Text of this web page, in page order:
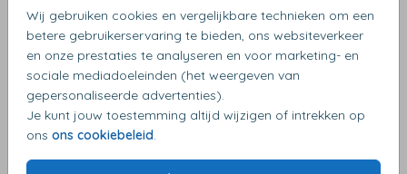
Wij gebruiken cookies en vergelijkbare technieken om een
betere gebruikerservaring te bieden, ons websiteverkeer
en onze prestaties te analyseren en voor marketing- en
sociale mediadoeleinden (het weergeven van
gepersonaliseerde advertenties).
Je kunt jouw toestemming altijd wijzigen of intrekken op
ons ons cookiebeleid.
OMSCHRIJVING
lichtgrijs 15 x 11